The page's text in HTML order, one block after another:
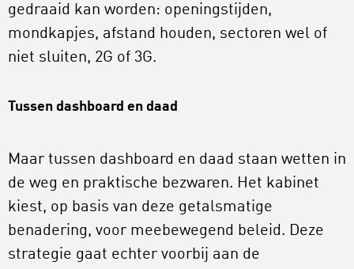
gedraaid kan worden: openingstijden,
mondkapjes, afstand houden, sectoren wel of
niet sluiten, 2G of 3G.
Tussen dashboard en daad
Maar tussen dashboard en daad staan wetten in
de weg en praktische bezwaren. Het kabinet
kiest, op basis van deze getalsmatige
benadering, voor meebewegend beleid. Deze
strategie gaat echter voorbij aan de